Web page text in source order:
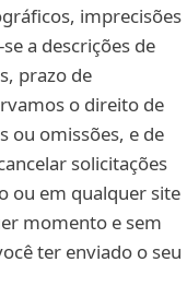
imprecisões
a descrições de
prazo de
o direito de
ou omissões, e de
solicitações
ou em qualquer site
momento e sem
ter enviado o seu